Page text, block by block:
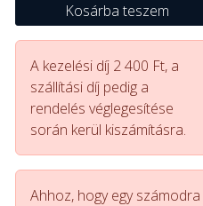
Kosárba teszem
A kezelési díj 2 400 Ft, a
szállítási díj pedig a
rendelés véglegesítése
során kerül kiszámításra.
Ahhoz, hogy egy számodra